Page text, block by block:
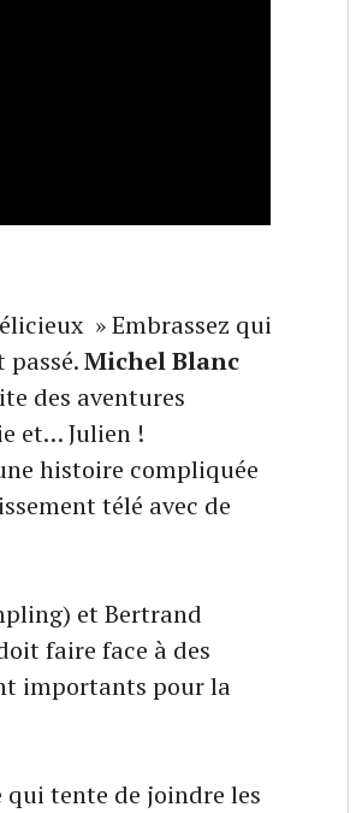
» Embrassez qui
passé.Michel Blanc
des aventures
et… Julien !
histoire compliquée
télé avec de
et Bertrand
faire face à des
importants pour la
qui tente de joindre les